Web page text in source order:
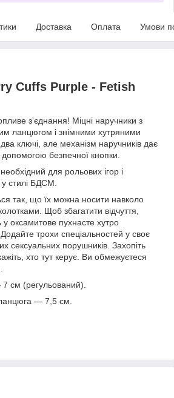
Доставка Оплата Умови
Cuffs Purple - Fetish
з'єднання! Міцні наручники з
ланцюгом і знімними хутряними
ключі, але механізм наручників дає
допомогою безпечної кнопки.
для рольових ігор і
у стилі БДСМ.
так, що їх можна носити навколо
Щоб збагатити відчуття,
у оксамитове пухнасте хутро
трохи спеціальностей у своє
сексуальних порушників. Захопіть
хто тут керує. Ви обмежуєтеся
7 см (регульований).
— 7,5 см.